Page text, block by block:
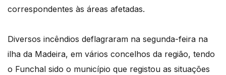
correspondentes às áreas afetadas.
Diversos incêndios deflagraram na segunda-feira na
ilha da Madeira, em vários concelhos da região, tendo
o Funchal sido o município que registou as situações